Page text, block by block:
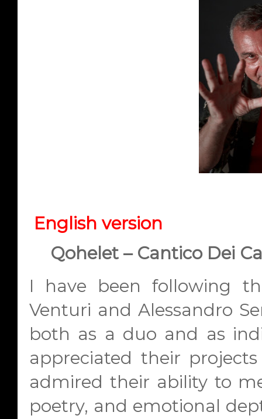
English version
Qohelet – Cantico Dei
I have been following
Venturi and Alessandro
both as a duo and as
appreciated their
admired their ability to
poetry, and emotional